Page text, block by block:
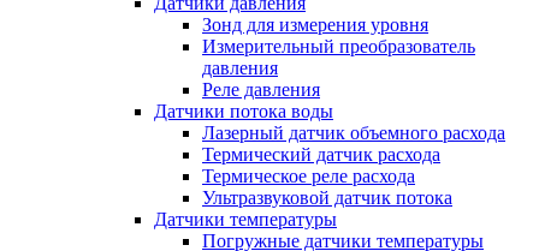
Зонд для измерения уровня
Измерительный преобразователь
давления
Реле давления
Датчики потока воды
Лазерный датчик объемного расхода
Термический датчик расхода
Термическое реле расхода
Ультразвуковой датчик потока
Датчики температуры
Погружные датчики температуры